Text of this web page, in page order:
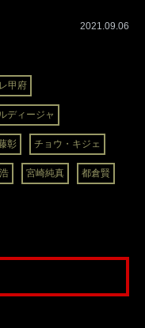
2021.09.06
甲府
ディージャ
彰 チョウ・キジェ
宮崎純真 都倉賢